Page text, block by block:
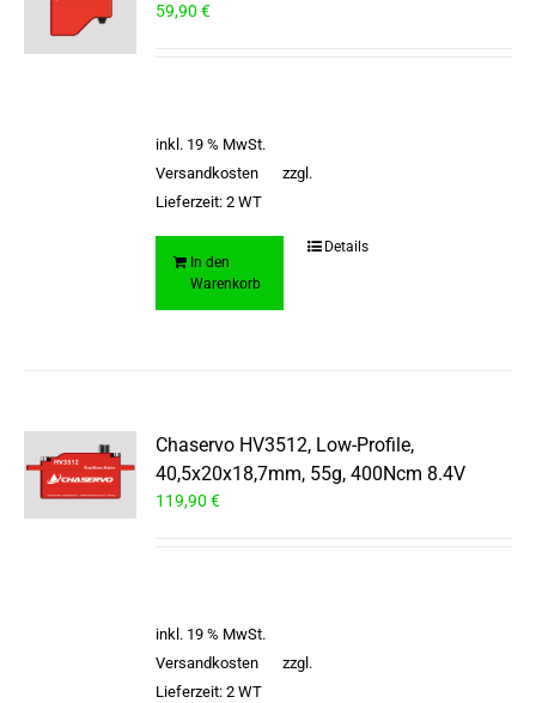
59,90€
inkl. 19 % MwSt.
zzgl.
Versandkosten
Lieferzeit:2 WT
In den
Warenkorb
Details
Chaservo HV3512, Low-Profile,
40,5x20x18,7mm, 55g, 400Ncm 8.4V
119,90€
inkl. 19 % MwSt.
zzgl.
Versandkosten
Lieferzeit:2 WT